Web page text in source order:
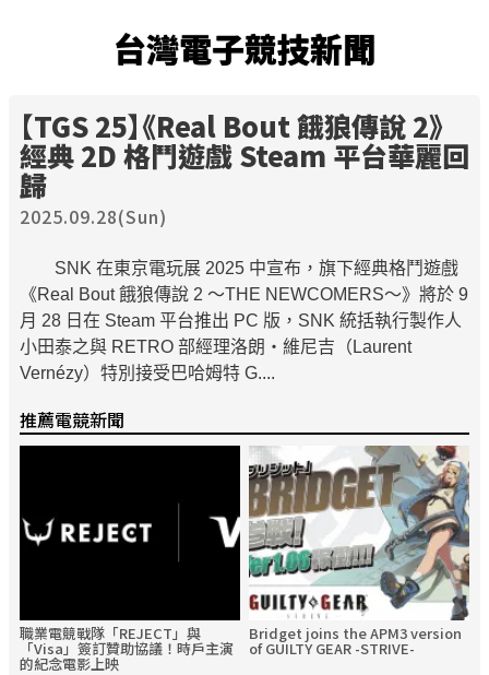
台灣電子競技新聞
【TGS 25】《Real Bout 餓狼傳說 2》
經典 2D 格鬥遊戲 Steam 平台華麗回
歸
2025.09.28(Sun)
SNK 在東京電玩展 2025 中宣布，旗下經典格鬥遊戲
《Real Bout 餓狼傳說 2 ～THE NEWCOMERS～》將於 9
月 28 日在 Steam 平台推出 PC 版，SNK 統括執行製作人
小田泰之與 RETRO 部經理洛朗‧維尼吉（Laurent
Vernézy）特別接受巴哈姆特 G....
推薦電競新聞
職業電競戰隊「REJECT」與
「Visa」簽訂贊助協議！時戶主演
的紀念電影上映
Bridget joins the APM3 version
of GUILTY GEAR -STRIVE-